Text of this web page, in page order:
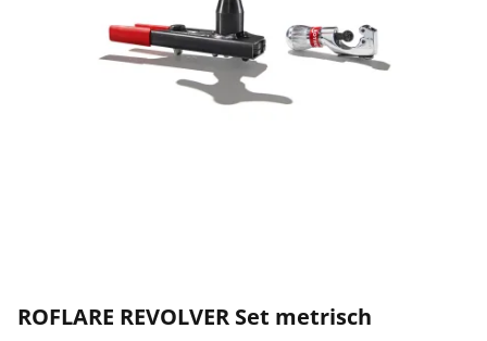
Länderauswahl
ROFLARE REVOLVER Set metrisch